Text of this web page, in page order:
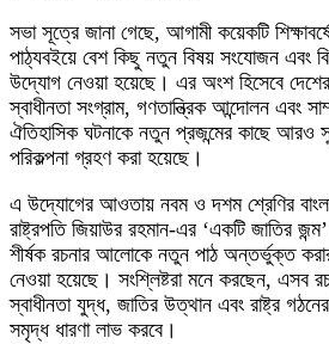
সভা সূত্রে জানা গেছে, আগামী কয়েকটি
পাঠ্যবইয়ে বেশ কিছু নতুন বিষয় সংযোজন এবং
উদ্যোগ নেওয়া হয়েছে। এর অংশ হিসেবে
স্বাধীনতা সংগ্রাম, গণতান্ত্রিক আন্দোলন এবং
ঐতিহাসিক ঘটনাকে নতুন প্রজন্মের কাছে আরও
পরিকল্পনা গ্রহণ করা হয়েছে।
এ উদ্যোগের আওতায় নবম ও দশম শ্রেণির
রাষ্ট্রপতি জিয়াউর রহমান-এর ‘একটি জাতির
শীর্ষক রচনার আলোকে নতুন পাঠ অন্তর্ভুক্ত
নেওয়া হয়েছে। সংশ্লিষ্টরা মনে করছেন, এসব
স্বাধীনতা যুদ্ধ, জাতির উত্থান এবং রাষ্ট্র
সমৃদ্ধ ধারণা লাভ করবে।